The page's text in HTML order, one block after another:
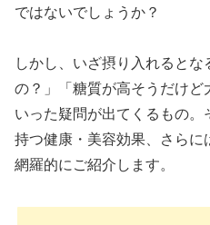
ではないでしょうか？
しかし、いざ摂り入れると
の？」「糖質が高そうだけど
いった疑問が出てくるもの
持つ健康・美容効果、さら
網羅的にご紹介します。